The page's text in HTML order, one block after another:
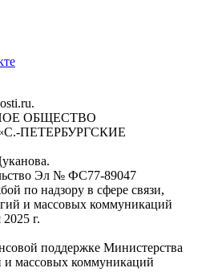
ОБЩЕСТВО
ПЕТЕРБУРГСКИЕ
Эл № ФС77-89047
по надзору в сфере связи,
и массовых коммуникаций
г.
поддержке Министерства
и массовых коммуникаций